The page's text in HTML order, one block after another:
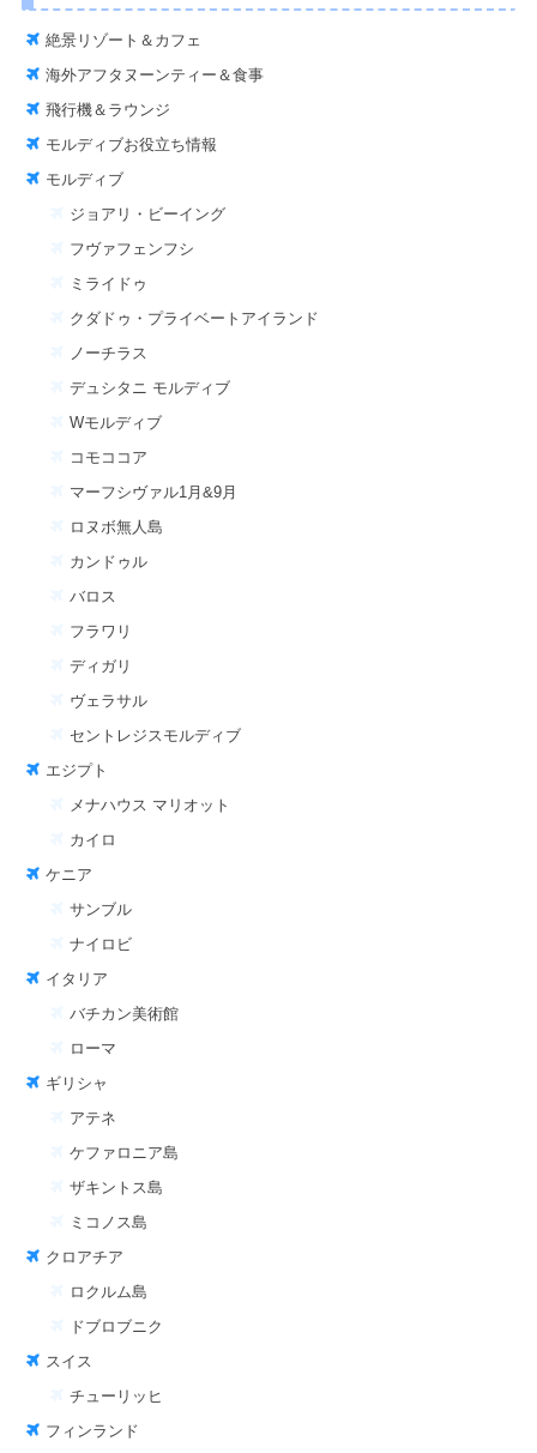
絶景リゾート＆カフェ
海外アフタヌーンティー＆食事
飛行機＆ラウンジ
モルディブお役立ち情報
モルディブ
ジョアリ・ビーイング
フヴァフェンフシ
ミライドゥ
クダドゥ・プライベートアイランド
ノーチラス
デュシタニ モルディブ
Wモルディブ
コモココア
マーフシヴァル1月&9月
ロヌボ無人島
カンドゥル
バロス
フラワリ
ディガリ
ヴェラサル
セントレジスモルディブ
エジプト
メナハウス マリオット
カイロ
ケニア
サンブル
ナイロビ
イタリア
バチカン美術館
ローマ
ギリシャ
アテネ
ケファロニア島
ザキントス島
ミコノス島
クロアチア
ロクルム島
ドブロブニク
スイス
チューリッヒ
フィンランド